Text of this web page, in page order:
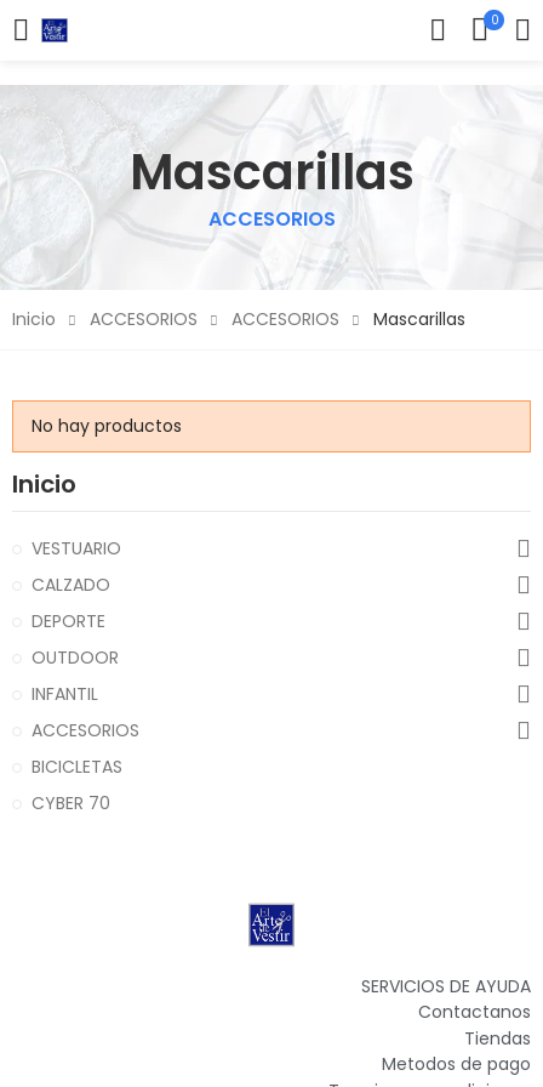
0
Mascarillas
ACCESORIOS
Inicio ACCESORIOS ACCESORIOS Mascarillas
No hay productos
Inicio
VESTUARIO
CALZADO
DEPORTE
OUTDOOR
INFANTIL
ACCESORIOS
BICICLETAS
CYBER 70
SERVICIOS DE AYUDA
Contactanos
Tiendas
Metodos de pago